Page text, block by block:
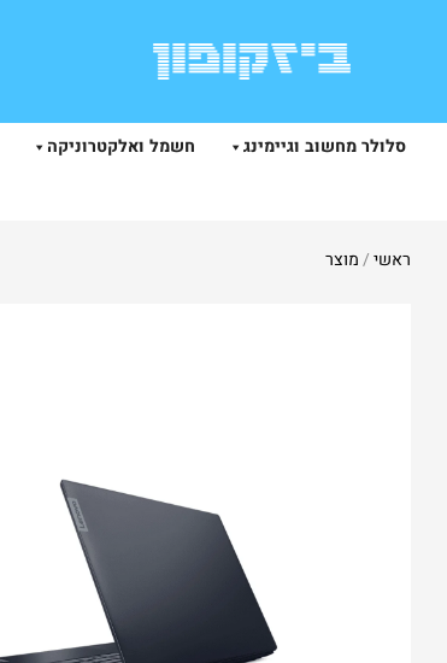
סלולר מחשוב וגיימינג חשמל ואלקטרוניקה
ראשי/מוצר